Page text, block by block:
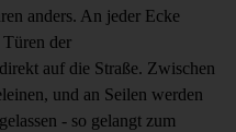
anders. An jeder Ecke
der
auf die Straße. Zwischen
und an Seilen werden
- so gelangt zum